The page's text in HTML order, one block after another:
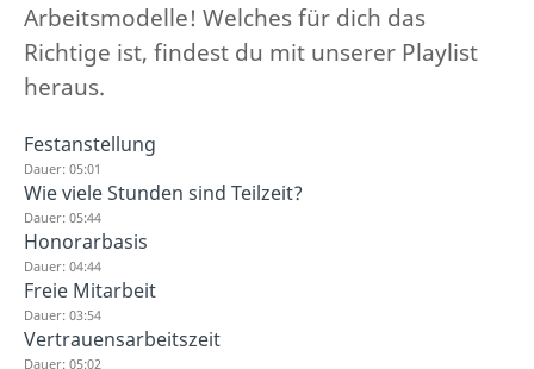
Arbeitsmodelle! Welches für dich das
Richtige ist, findest du mit unserer Playlist
heraus.
Festanstellung
Dauer: 05:01
Wie viele Stunden sind Teilzeit?
Dauer: 05:44
Honorarbasis
Dauer: 04:44
Freie Mitarbeit
Dauer: 03:54
Vertrauensarbeitszeit
Dauer: 05:02